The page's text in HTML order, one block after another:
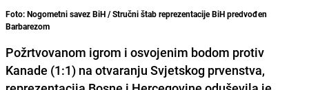
Foto: Nogometni savez BiH / Stručni štab reprezentacije BiH predvođen
Barbarezom
Požrtvovanom igrom i osvojenim bodom protiv
Kanade (1:1) na otvaranju Svjetskog prvenstva,